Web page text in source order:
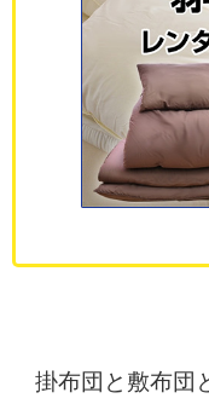
掛布団と敷布団